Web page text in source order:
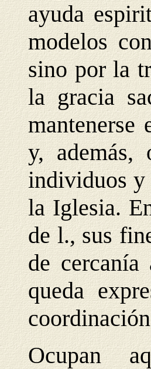
ayuda
modelos
sino por la
la gracia
mantenerse
y,
individuos y
la Iglesia.
de l., sus
de
queda
Ocupan